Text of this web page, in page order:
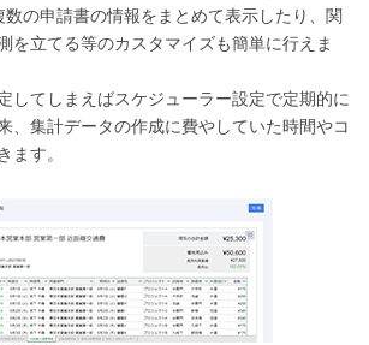
の申請書の情報をまとめて表示したり、関
を立てる等のカスタマイズも簡単に行えま
してしまえばスケジューラー設定で定期的に
、集計データの作成に費やしていた時間やコ
ます。